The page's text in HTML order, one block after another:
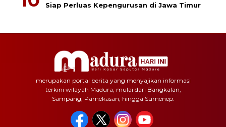
Siap Perluas Kepengurusan di Jawa Timur
merupakan portal berita yang menyajikan informasi
terkini wilayah Madura, mulai dari Bangkalan,
Sampang, Pamekasan, hingga Sumenep.